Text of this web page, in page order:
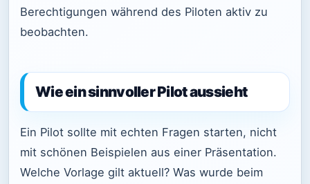
Berechtigungen während des Piloten aktiv zu
beobachten.
Wie ein sinnvoller Pilot aussieht
Ein Pilot sollte mit echten Fragen starten, nicht
mit schönen Beispielen aus einer Präsentation.
Welche Vorlage gilt aktuell? Was wurde beim